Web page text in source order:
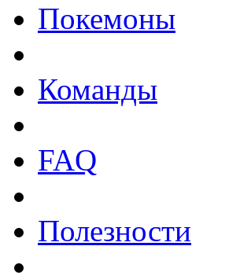
Покемоны
Команды
FAQ
Полезности